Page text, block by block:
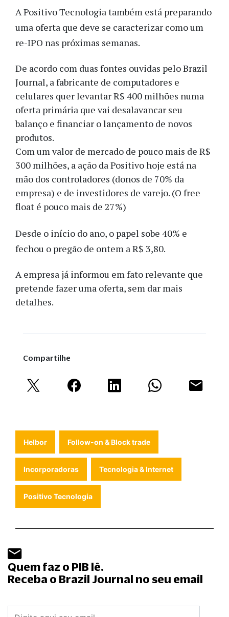
A Positivo Tecnologia também está preparando
uma oferta que deve se caracterizar como um
re-IPO nas próximas semanas.
De acordo com duas fontes ouvidas pelo Brazil
Journal, a fabricante de computadores e
celulares quer levantar R$ 400 milhões numa
oferta primária que vai desalavancar seu
balanço e financiar o lançamento de novos
produtos.
Com um valor de mercado de pouco mais de R$
300 milhões, a ação da Positivo hoje está na
mão dos controladores (donos de 70% da
empresa) e de investidores de varejo. (O free
float é pouco mais de 27%)
Desde o início do ano, o papel sobe 40% e
fechou o pregão de ontem a R$ 3,80.
A empresa já informou em fato relevante que
pretende fazer uma oferta, sem dar mais
detalhes.
Compartilhe
Helbor Follow-on & Block trade
Incorporadoras Tecnologia & Internet
Positivo Tecnologia
Quem faz o PIB lê.
Receba o Brazil Journal no seu email